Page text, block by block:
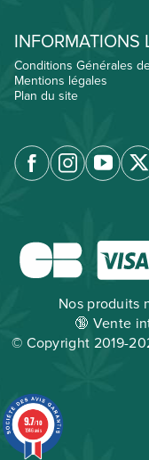
INFORMATIONS
Conditions Générales
Mentions légales
Plan du site
Nos produits
🔞 Vente
© Copyright 2019-
9.7/10
1946 avis